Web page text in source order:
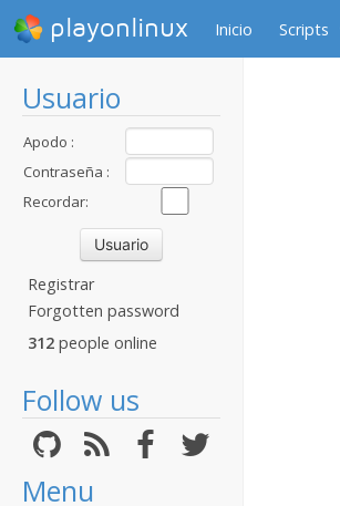
playonlinux Inicio Scripts
Usuario
Apodo :
Contraseña :
Recordar:
Registrar
Forgotten password
312 people online
Follow us
Menu